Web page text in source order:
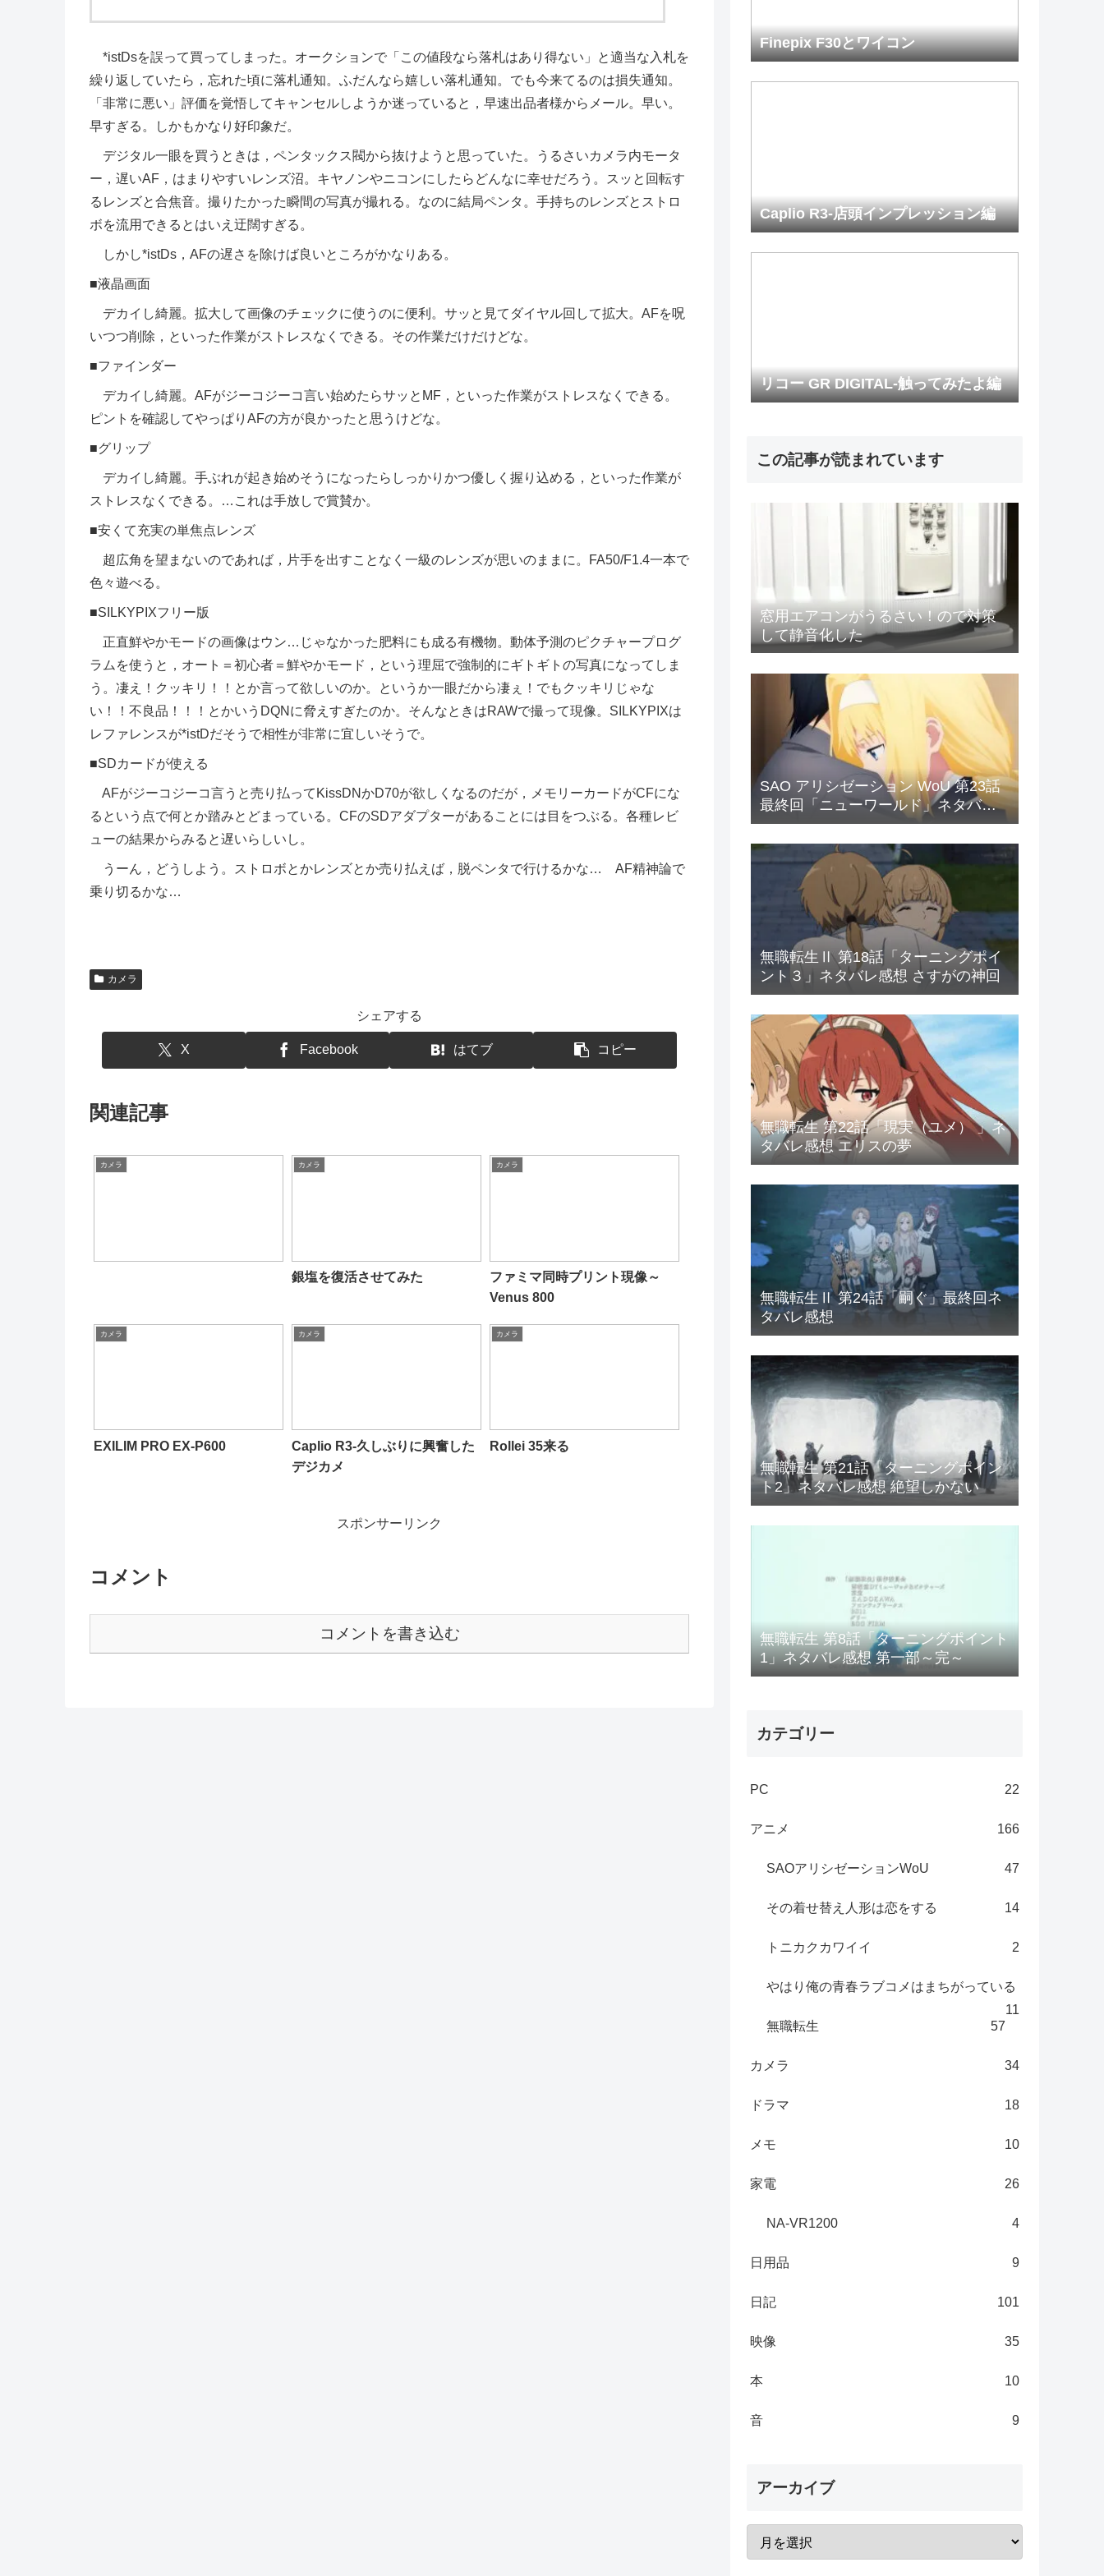
*istDsを誤って買ってしまった。オークションで「この値段なら落札はあり得ない」と適当な入札を
繰り返していたら，忘れた頃に落札通知。ふだんなら嬉しい落札通知。でも今来てるのは損失通知。
「非常に悪い」評価を覚悟してキャンセルしようか迷っていると，早速出品者様からメール。早い。
早すぎる。しかもかなり好印象だ。
デジタル一眼を買うときは，ペンタックス閥から抜けようと思っていた。うるさいカメラ内モータ
ー，遅いAF，はまりやすいレンズ沼。キヤノンやニコンにしたらどんなに幸せだろう。スッと回転す
るレンズと合焦音。撮りたかった瞬間の写真が撮れる。なのに結局ペンタ。手持ちのレンズとストロ
ボを流用できるとはいえ迂闊すぎる。
しかし*istDs，AFの遅さを除けば良いところがかなりある。
■液晶画面
デカイし綺麗。拡大して画像のチェックに使うのに便利。サッと見てダイヤル回して拡大。AFを呪
いつつ削除，といった作業がストレスなくできる。その作業だけだけどな。
■ファインダー
デカイし綺麗。AFがジーコジーコ言い始めたらサッとMF，といった作業がストレスなくできる。
ピントを確認してやっぱりAFの方が良かったと思うけどな。
■グリップ
デカイし綺麗。手ぶれが起き始めそうになったらしっかりかつ優しく握り込める，といった作業が
ストレスなくできる。…これは手放しで賞賛か。
■安くて充実の単焦点レンズ
超広角を望まないのであれば，片手を出すことなく一級のレンズが思いのままに。FA50/F1.4一本で
色々遊べる。
■SILKYPIXフリー版
正直鮮やかモードの画像はウン…じゃなかった肥料にも成る有機物。動体予測のピクチャープログ
ラムを使うと，オート＝初心者＝鮮やかモード，という理屈で強制的にギトギトの写真になってしま
う。凄え！クッキリ！！とか言って欲しいのか。というか一眼だから凄ぇ！でもクッキリじゃな
い！！不良品！！！とかいうDQNに脅えすぎたのか。そんなときはRAWで撮って現像。SILKYPIXは
レファレンスが*istDだそうで相性が非常に宜しいそうで。
■SDカードが使える
AFがジーコジーコ言うと売り払ってKissDNかD70が欲しくなるのだが，メモリーカードがCFにな
るという点で何とか踏みとどまっている。CFのSDアダプターがあることには目をつぶる。各種レビ
ューの結果からみると遅いらしいし。
うーん，どうしよう。ストロボとかレンズとか売り払えば，脱ペンタで行けるかな… AF精神論で
乗り切るかな…
カメラ
シェアする
X Facebook はてブ コピー
関連記事
カメラ カメラ
銀塩を復活させてみた
カメラ
ファミマ同時プリント現像～
Venus 800
カメラ
EXILIM PRO EX-P600
カメラ
Caplio R3-久しぶりに興奮した
デジカメ
カメラ
Rollei 35来る
スポンサーリンク
コメント
コメントを書き込む
Finepix F30とワイコン
Caplio R3-店頭インプレッション編
リコー GR DIGITAL-触ってみたよ編
この記事が読まれています
窓用エアコンがうるさい！ので対策
して静音化した
SAO アリシゼーション WoU 第23話
最終回「ニューワールド」ネタバレ
感想 新世界
無職転生Ⅱ 第18話「ターニングポイ
ント３」ネタバレ感想 さすがの神回
無職転生 第22話「現実（ユメ） 」ネ
タバレ感想 エリスの夢
無職転生Ⅱ 第24話「嗣ぐ」最終回ネ
タバレ感想
無職転生 第21話「ターニングポイン
ト2」ネタバレ感想 絶望しかない
無職転生 第8話「ターニングポイント
1」ネタバレ感想 第一部～完～
カテゴリー
PC 22
アニメ 166
SAOアリシゼーションWoU 47
その着せ替え人形は恋をする 14
トニカクカワイイ 2
やはり俺の青春ラブコメはまちがっている
11
無職転生
57
カメラ 34
ドラマ 18
メモ 10
家電 26
NA-VR1200 4
日用品 9
日記 101
映像 35
本 10
音 9
アーカイブ